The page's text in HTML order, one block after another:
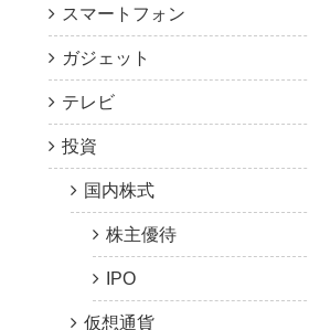
スマートフォン
ガジェット
テレビ
投資
国内株式
株主優待
IPO
仮想通貨